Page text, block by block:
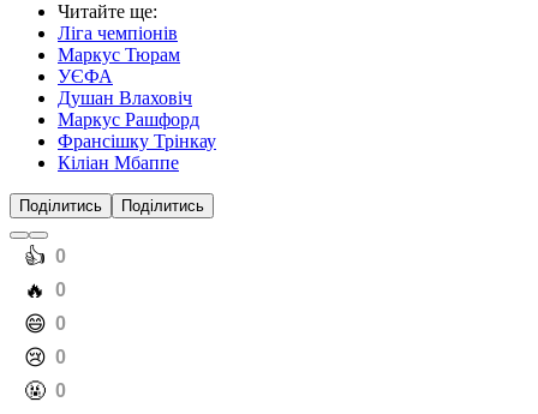
Читайте ще:
Ліга чемпіонів
Маркус Тюрам
УЄФА
Душан Влаховіч
Маркус Рашфорд
Франсішку Трінкау
Кіліан Мбаппе
Поділитись Поділитись
️👍 0
️🔥 0
️😄 0
️😢 0
️🤬 0